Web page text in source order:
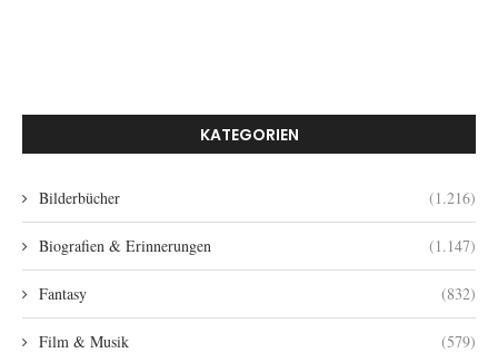
KATEGORIEN
Bilderbücher (1.216)
Biografien & Erinnerungen (1.147)
Fantasy (832)
Film & Musik (579)